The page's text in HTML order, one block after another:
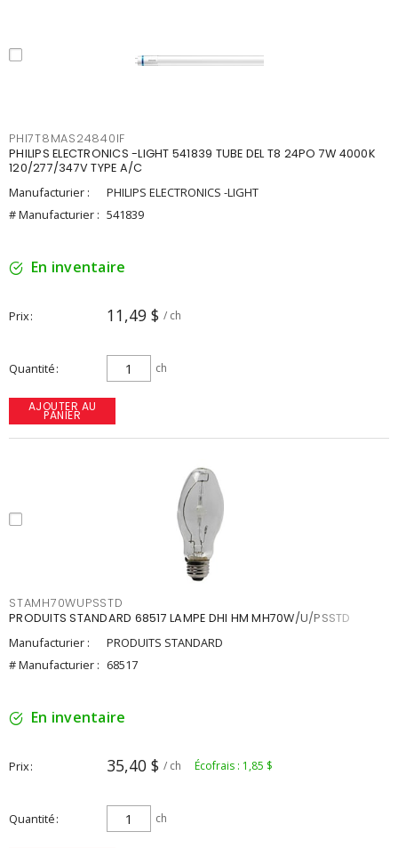
PHI7T8MAS24840IF
PHILIPS ELECTRONICS -LIGHT 541839 TUBE DEL T8 24PO 7W 4000K
120/277/347V TYPE A/C
Manufacturier :
PHILIPS ELECTRONICS -LIGHT
# Manufacturier : 541839
En inventaire
Prix 11,49 $ / ch
Quantité ch
AJOUTER AU
PANIER
STAMH70WUPSSTD
PRODUITS STANDARD 68517 LAMPE DHI HM MH70W/U/PSSTD
Manufacturier :
PRODUITS STANDARD
# Manufacturier : 68517
En inventaire
Prix 35,40 $ / ch Écofrais : 1,85 $
Quantité ch